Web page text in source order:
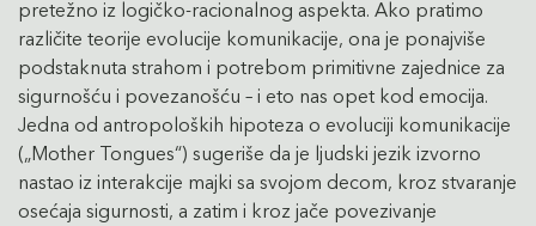
pretežno iz logičko-racionalnog aspekta. Ako pratimo
različite teorije evolucije komunikacije, ona je ponajviše
podstaknuta strahom i potrebom primitivne zajednice za
sigurnošću i povezanošću – i eto nas opet kod emocija.
Jedna od antropoloških hipoteza o evoluciji komunikacije
(„Mother Tongues“) sugeriše da je ljudski jezik izvorno
nastao iz interakcije majki sa svojom decom, kroz stvaranje
osećaja sigurnosti, a zatim i kroz jače povezivanje